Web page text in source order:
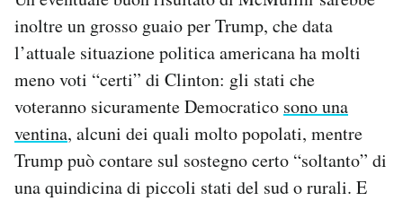
inoltre un grosso guaio per Trump, che data
l’attuale situazione politica americana ha molti
meno voti “certi” di Clinton: gli stati che
voteranno sicuramente Democratico sono una
ventina, alcuni dei quali molto popolati, mentre
Trump può contare sul sostegno certo “soltanto” di
una quindicina di piccoli stati del sud o rurali. E